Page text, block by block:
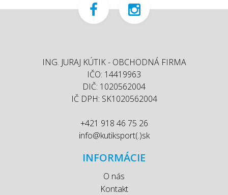
ING. JURAJ KÚTIK - OBCHODNÁ FIRMA
IČO: 14419963
DIČ: 1020562004
IČ DPH: SK1020562004
+421 918 46 75 26
info@kutiksport(.)sk
INFORMÁCIE
O nás
Kontakt